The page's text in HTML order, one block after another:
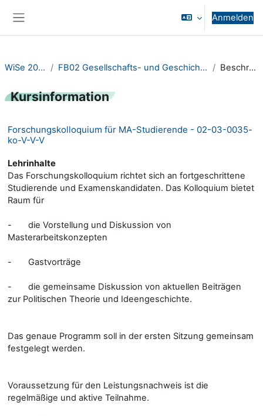
Anmelden
WiSe 2023/24 FB02 Gesellschafts- und Geschichtswissenschaften Beschreibung
Kursinformation
Forschungskolloquium für MA-Studierende - 02-03-0035-
ko-V-V-V
Lehrinhalte
Das Forschungskolloquium richtet sich an fortgeschrittene
Studierende und Examenskandidaten. Das Kolloquium bietet
Raum für
- die Vorstellung und Diskussion von
Masterarbeitskonzepten
- Gastvorträge
- die gemeinsame Diskussion von aktuellen Beiträgen
zur Politischen Theorie und Ideengeschichte.
Das genaue Programm soll in der ersten Sitzung gemeinsam
festgelegt werden.
Voraussetzung für den Leistungsnachweis ist die
regelmäßige und aktive Teilnahme.